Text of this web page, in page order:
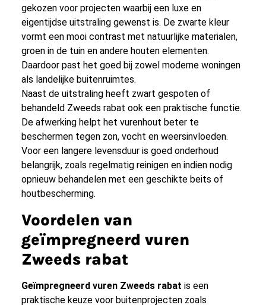
gekozen voor projecten waarbij een luxe en
eigentijdse uitstraling gewenst is. De zwarte kleur
vormt een mooi contrast met natuurlijke materialen,
groen in de tuin en andere houten elementen.
Daardoor past het goed bij zowel moderne woningen
als landelijke buitenruimtes.
Naast de uitstraling heeft zwart gespoten of
behandeld Zweeds rabat ook een praktische functie.
De afwerking helpt het vurenhout beter te
beschermen tegen zon, vocht en weersinvloeden.
Voor een langere levensduur is goed onderhoud
belangrijk, zoals regelmatig reinigen en indien nodig
opnieuw behandelen met een geschikte beits of
houtbescherming.
Voordelen van
geïmpregneerd vuren
Zweeds rabat
Geïmpregneerd vuren Zweeds rabat is een
praktische keuze voor buitenprojecten zoals